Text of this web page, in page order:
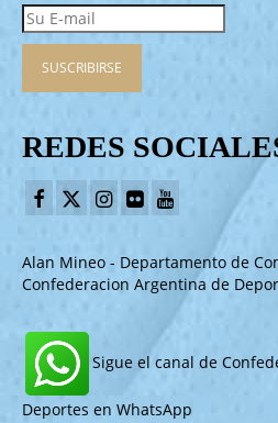
REDES
Alan Mineo - Departamento de
Confederacion Argentina de
Sigue el canal de
Deportes en WhatsApp